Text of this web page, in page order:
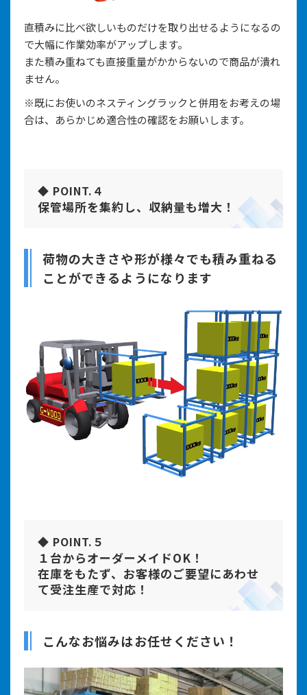
直積みに比べ欲しいものだけを取り出せるようになるの
で大幅に作業効率がアップします。
また積み重ねても直接重量がかからないので商品が潰れ
ません。
※既にお使いのネスティングラックと併用をお考えの場
合は、あらかじめ適合性の確認をお願いします。
◆ POINT.４
保管場所を集約し、収納量も増大！
荷物の大きさや形が様々でも積み重ねる
ことができるようになります
◆ POINT.５
１台からオーダーメイドOK！
在庫をもたず、お客様のご要望にあわせ
て受注生産で対応！
こんなお悩みはお任せください！